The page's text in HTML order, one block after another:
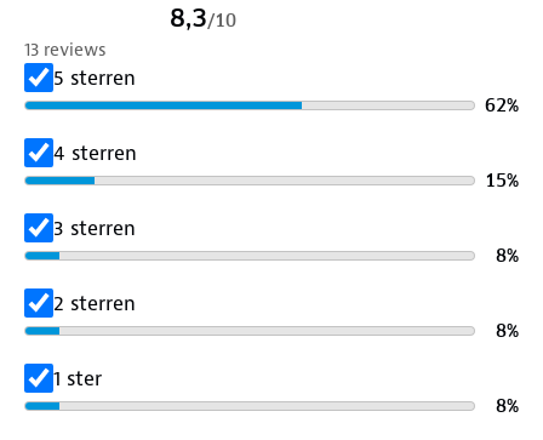
8,3/10
13 reviews
5 sterren
62%
4 sterren
15%
3 sterren
8%
2 sterren
8%
1 ster
8%